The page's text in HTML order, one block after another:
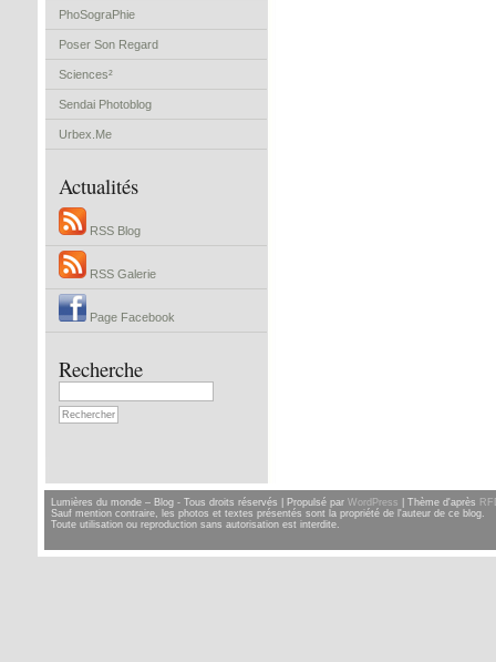
PhoSograPhie
Poser Son Regard
Sciences²
Sendai Photoblog
Urbex.Me
Actualités
RSS Blog
RSS Galerie
Page Facebook
Recherche
Lumières du monde – Blog - Tous droits réservés | Propulsé par WordPress | Thème d'après
Sauf mention contraire, les photos et textes présentés sont la propriété de l'auteur de ce blog.
Toute utilisation ou reproduction sans autorisation est interdite.